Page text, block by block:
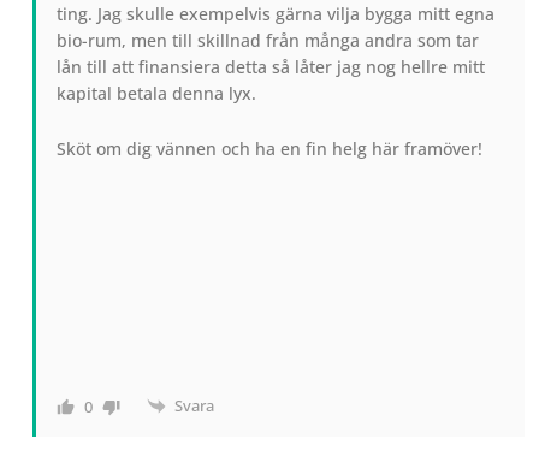
ting. Jag skulle exempelvis gärna vilja bygga mitt egna
bio-rum, men till skillnad från många andra som tar
lån till att finansiera detta så låter jag nog hellre mitt
kapital betala denna lyx.
Sköt om dig vännen och ha en fin helg här framöver!
0 Svara